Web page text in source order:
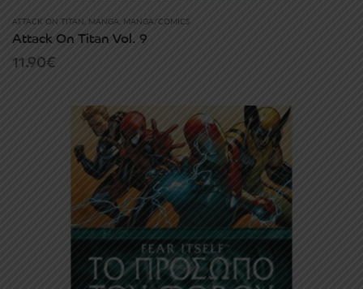
ATTACK ON TITAN , MANGA, MANGA/COMICS
Attack On Titan Vol. 9
11.90€